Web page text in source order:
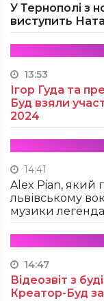
У Тернополі з
виступить
13:53
Ігор Гуда та
Буд взяли
2024
14:41
Alex Pian, який
львівському
музики
14:47
Відеозвіт з
Креатор-Буд